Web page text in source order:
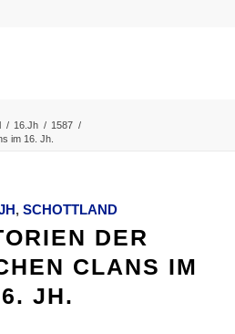
/ 16.Jh / 1587 /
im 16. Jh.
,SCHOTTLAND
DER
CLANS IM
JH.